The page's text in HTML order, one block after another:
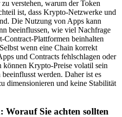
verstehen, warum der Token
ist, dass Krypto-Netzwerke und
Die Nutzung von Apps kann
beeinflussen, wie viel Nachfrage
Contract-Plattformen beinhalten
wenn eine Chain korrekt
und Contracts fehlschlagen oder
können Krypto-Preise volatil sein
werden. Daher ist es
dimensionieren und keine Stabilität
Sie achten sollten